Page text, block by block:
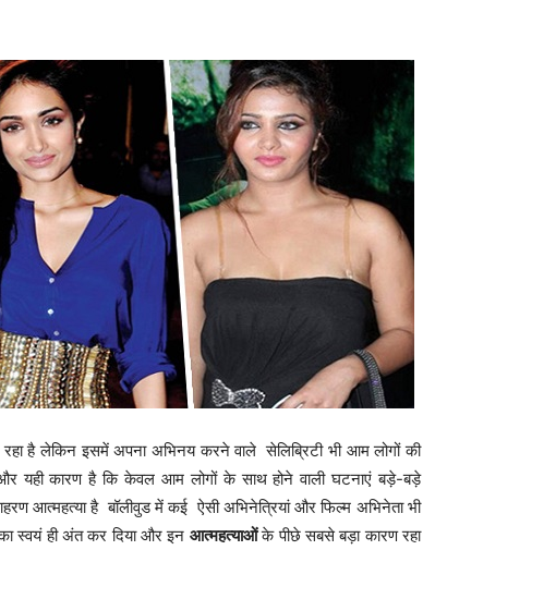
है लेकिन इसमें अपना अभिनय करने वाले सेलिब्रिटी भी आम लोगों की
यही कारण है कि केवल आम लोगों के साथ होने वाली घटनाएं बड़े-बड़े
आत्महत्या है बॉलीवुड में कई ऐसी अभिनेत्रियां और फिल्म अभिनेता भी
स्वयं ही अंत कर दिया और इन आत्महत्याओंके पीछे सबसे बड़ा कारण रहा